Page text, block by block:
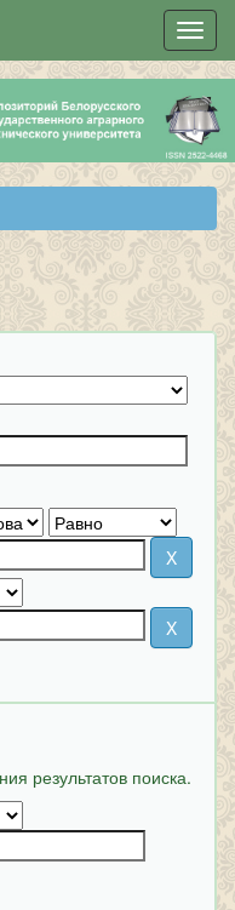
результатов поиска.